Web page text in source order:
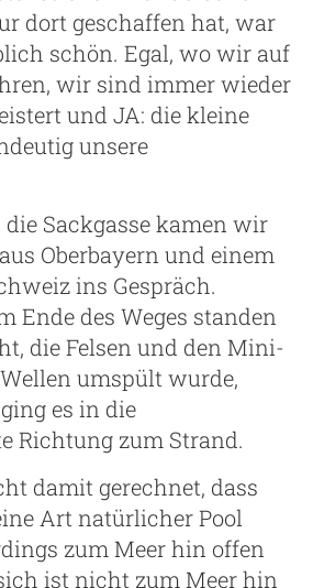
dort geschaffen hat, war
schön. Egal, wo wir auf
wir sind immer wieder
und JA: die kleine
unsere
Sackgasse kamen wir
Oberbayern und einem
ins Gespräch.
Ende des Weges standen
die Felsen und den Mini-
umspült wurde,
es in die
Richtung zum Strand.
damit gerechnet, dass
Art natürlicher Pool
zum Meer hin offen
ist nicht zum Meer hin